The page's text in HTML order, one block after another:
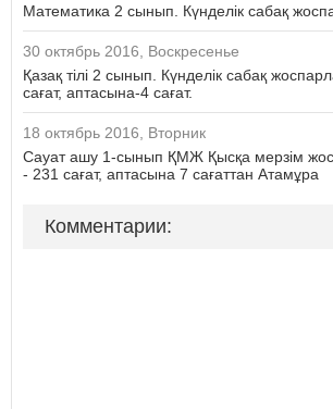
Математика 2 сынып. Күнделік сабақ
30 октябрь 2016, Воскресенье
Қазақ тілі 2 сынып. Күнделік сабақ
сағат, аптасына-4 сағат.
18 октябрь 2016, Вторник
Сауат ашу 1-сынып ҚМЖ Қысқа мерзім
- 231 сағат, аптасына 7 сағаттан Атамұра
Комментарии: